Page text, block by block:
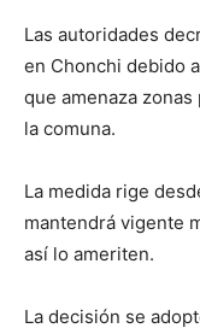
Las autoridades
en Chonchi debido
que amenaza
la comuna.
La medida rige
mantendrá vigente
así lo ameriten.
La decisión se